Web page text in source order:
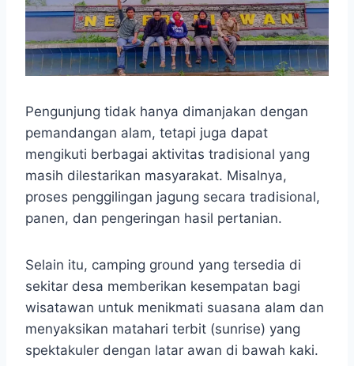
Pengunjung tidak hanya dimanjakan dengan
pemandangan alam, tetapi juga dapat
mengikuti berbagai aktivitas tradisional yang
masih dilestarikan masyarakat. Misalnya,
proses penggilingan jagung secara tradisional,
panen, dan pengeringan hasil pertanian.
Selain itu, camping ground yang tersedia di
sekitar desa memberikan kesempatan bagi
wisatawan untuk menikmati suasana alam dan
menyaksikan matahari terbit (sunrise) yang
spektakuler dengan latar awan di bawah kaki.